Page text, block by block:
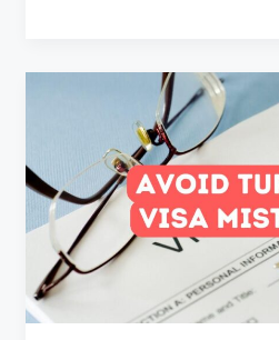
lors
d’une
demande
de
visa
pour
cours